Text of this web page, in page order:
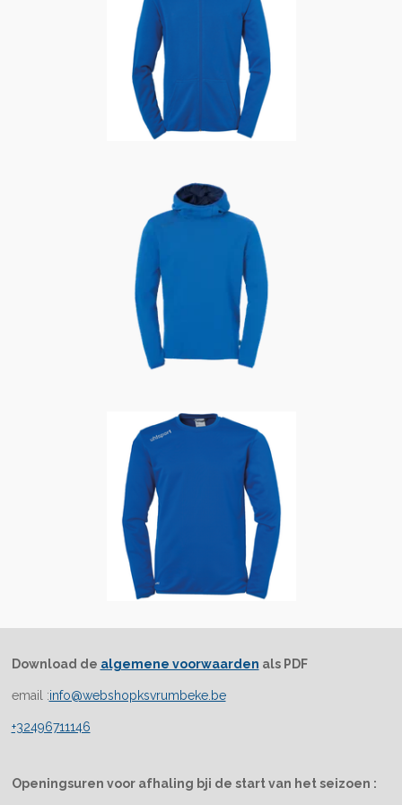
Download de algemene voorwaarden als PDF
email :info@webshopksvrumbeke.be
+32496711146
Openingsuren voor afhaling bji de start van het seizoen :